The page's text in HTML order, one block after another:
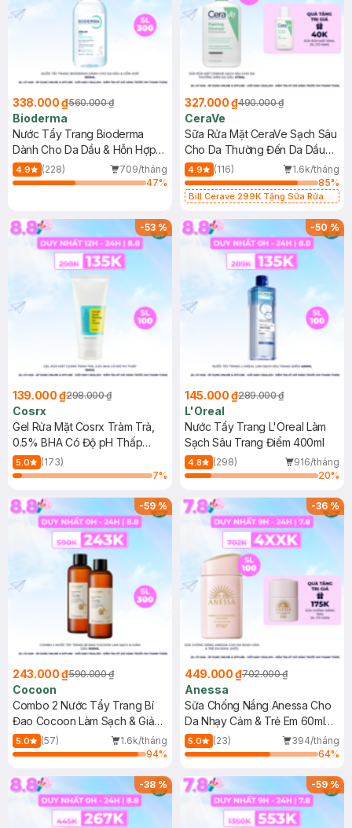
338.000 ₫560.000 ₫
Bioderma
Nước Tẩy Trang Bioderma
Dành Cho Da Dầu & Hỗn Hợp
500ml
4.9 (228)
709/tháng
47%
327.000 ₫490.000 ₫
CeraVe
Sữa Rửa Mặt CeraVe Sạch Sâu
Cho Da Thường Đến Da Dầu
473ml
4.9 (116)
1.6k/tháng
85%
Bill Cerave 299K Tặng Sữa Rửa
-53%
139.000 ₫298.000 ₫
Cosrx
Gel Rửa Mặt Cosrx Tràm Trà,
0.5% BHA Có Độ pH Thấp
150ml
5.0
(173)
7%
-50%
145.000 ₫289.000 ₫
L'Oreal
Nước Tẩy Trang L'Oreal Làm
Sạch Sâu Trang Điểm 400ml
4.8 (298)
916/tháng
20%
-59%
243.000 ₫590.000 ₫
Cocoon
Combo 2 Nước Tẩy Trang Bí
Đao Cocoon Làm Sạch & Giảm
Dầu 500ml
5.0 (57)
1.6k/tháng
94%
-36%
449.000 ₫702.000 ₫
Anessa
Sữa Chống Nắng Anessa Cho
Da Nhạy Cảm & Trẻ Em 60ml
(Mới)
5.0 (23)
394/tháng
64%
-38% -59%